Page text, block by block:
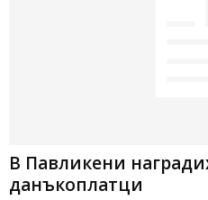
В Пaвликeни
дaнъкoплaтци